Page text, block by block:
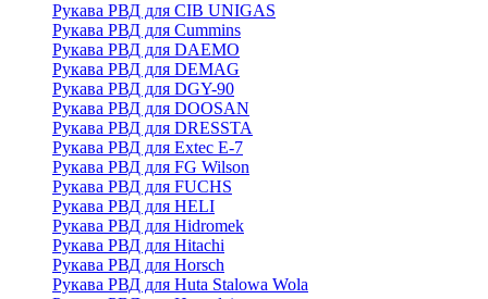
Рукава РВД для CIB UNIGAS
Рукава РВД для Cummins
Рукава РВД для DAEMO
Рукава РВД для DEMAG
Рукава РВД для DGY-90
Рукава РВД для DOOSAN
Рукава РВД для DRESSTA
Рукава РВД для Extec E-7
Рукава РВД для FG Wilson
Рукава РВД для FUCHS
Рукава РВД для HELI
Рукава РВД для Hidromek
Рукава РВД для Hitachi
Рукава РВД для Horsch
Рукава РВД для Huta Stalowa Wola